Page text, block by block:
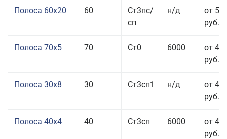
Полоса 60x20 60
Ст3пс/
сп
н/д
от 53
руб.
Полоса 70x5 70 Ст0 6000
от 45
руб.
Полоса 30x8 30 Ст3сп1 н/д
от 44
руб.
Полоса 40x4 40 Ст3сп 6000
от 43
руб.